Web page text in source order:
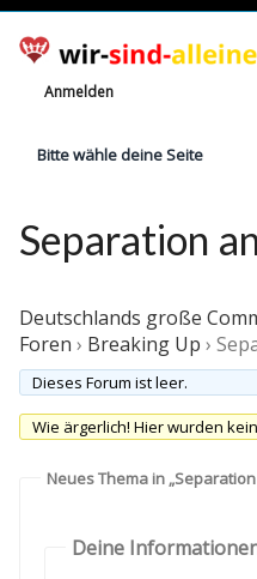
Anmelden
Bitte wähle deine Seite
Jetzt
Anzahl Alleinerziehende
Finanzielle Hilfe
Witze
Separation
Deutschlands große
Foren › Breaking Up ›
Dieses Forum ist leer.
Wie ärgerlich! Hier wurden
Neues Thema in
Deine